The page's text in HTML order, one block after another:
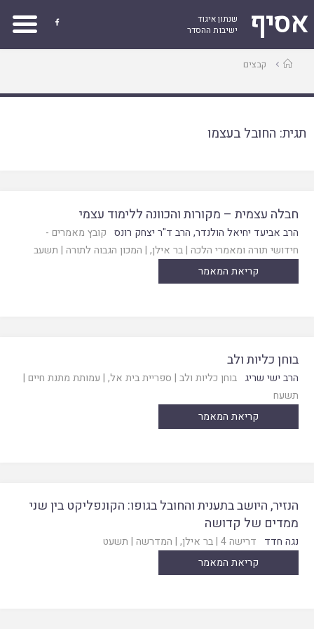
אסיף
שנתון איגוד
ישיבות ההסדר

עמודקבצים
תגית: החובל בעצמו
חבלה עצמית – מקורות והכוונה ללימוד עצמי
הרב אביעד יחיאל הולנדר, הרב ד"ר יצחק רונס קובץ מאמרים -
חידושי תורה ומאמרי הלכה |בר אילן, | המכון הגבוה לתורה | תשעב
קריאת המאמר
בוחן כליות ולב
הרב ישי שריג בוחן כליות ולב | ספריית בית אל, | עמותת מתנת חיים |
תשעח
קריאת המאמר
הנזיר, היושב בתענית והחובל בגופו: הקונפליקט בין שני
ממדים של קדושה
נגה חדד דרישה 4 |בר אילן, | המדרשה | תשעט
קריאת המאמר